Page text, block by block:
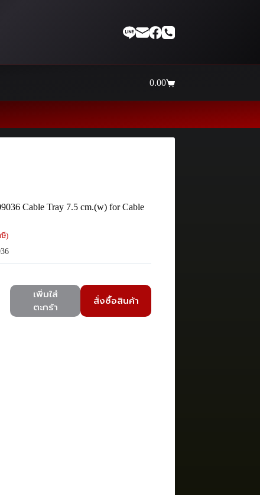
Shopping
0.00
Cable Tray 7.5 cm.(w) for Cable
ษี)
เพิ่มใส่
ตะกร้า
สั่งซื้อสินค้า